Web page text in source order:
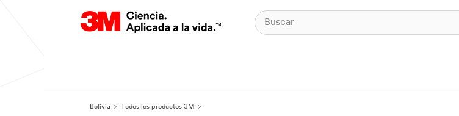
Bolivia Todos los productos 3M